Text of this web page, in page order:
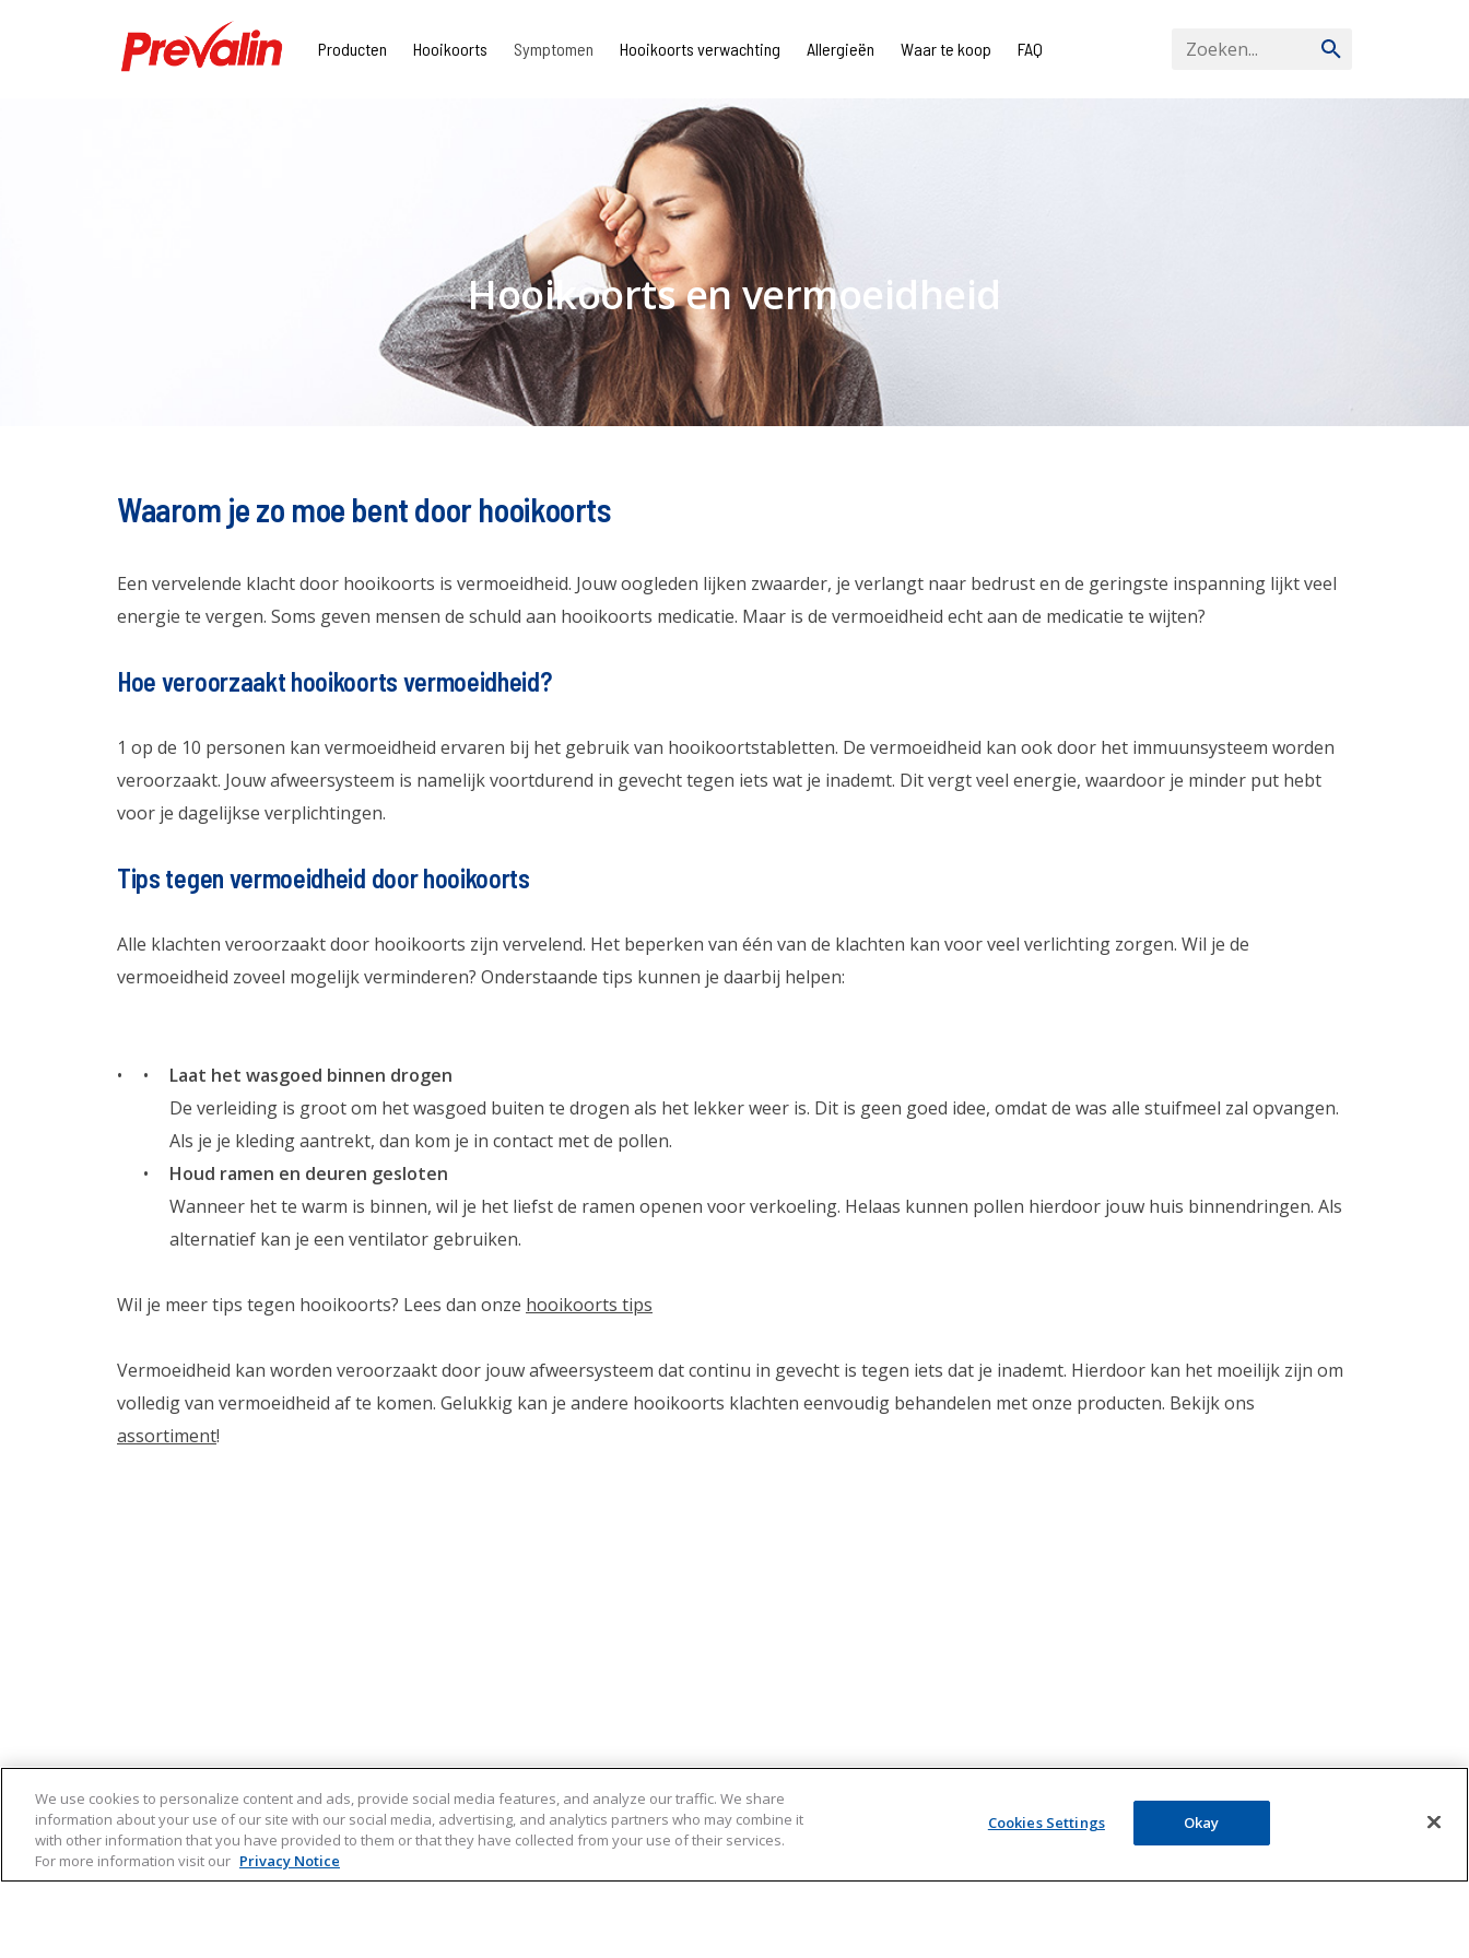
Producten Hooikoorts Symptomen Hooikoorts verwachting Allergieën Waar te koop FAQ
Hooikoorts en vermoeidheid
Waarom je zo moe bent door hooikoorts
Een vervelende klacht door hooikoorts is vermoeidheid. Jouw oogleden lijken zwaarder, je verlangt naar bedrust en de geringste inspanning lijkt veel
energie te vergen. Soms geven mensen de schuld aan hooikoorts medicatie. Maar is de vermoeidheid echt aan de medicatie te wijten?
Hoe veroorzaakt hooikoorts vermoeidheid?
1 op de 10 personen kan vermoeidheid ervaren bij het gebruik van hooikoortstabletten. De vermoeidheid kan ook door het immuunsysteem worden
veroorzaakt. Jouw afweersysteem is namelijk voortdurend in gevecht tegen iets wat je inademt. Dit vergt veel energie, waardoor je minder put hebt
voor je dagelijkse verplichtingen.
Tips tegen vermoeidheid door hooikoorts
Alle klachten veroorzaakt door hooikoorts zijn vervelend. Het beperken van één van de klachten kan voor veel verlichting zorgen. Wil je de
vermoeidheid zoveel mogelijk verminderen? Onderstaande tips kunnen je daarbij helpen:
Laat het wasgoed binnen drogen
De verleiding is groot om het wasgoed buiten te drogen als het lekker weer is. Dit is geen goed idee, omdat de was alle stuifmeel zal opvangen.
Als je je kleding aantrekt, dan kom je in contact met de pollen.
Houd ramen en deuren gesloten
Wanneer het te warm is binnen, wil je het liefst de ramen openen voor verkoeling. Helaas kunnen pollen hierdoor jouw huis binnendringen. Als
alternatief kan je een ventilator gebruiken.
Wil je meer tips tegen hooikoorts? Lees dan onze hooikoorts tips
Vermoeidheid kan worden veroorzaakt door jouw afweersysteem dat continu in gevecht is tegen iets dat je inademt. Hierdoor kan het moeilijk zijn om
volledig van vermoeidheid af te komen. Gelukkig kan je andere hooikoorts klachten eenvoudig behandelen met onze producten. Bekijk ons
assortiment!
KLIK HIER voor de
hooikoortsverwachting
We use cookies to personalize content and ads, provide social media features, and analyze our traffic. We share
information about your use of our site with our social media, advertising, and analytics partners who may combine it
with other information that you have provided to them or that they have collected from your use of their services.
For more information visit our Privacy Notice
Cookies Settings Okay